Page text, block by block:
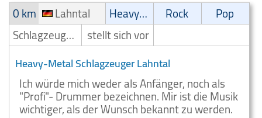
0 km
Lahntal Heavy-Metal Rock
Pop
Schlagzeuger/Drummer
stellt sich vor
Heavy-Metal Schlagzeuger Lahntal
Ich würde mich weder als Anfänger, noch als
"Profi"- Drummer bezeichnen. Mir ist die Musik
wichtiger, als der Wunsch bekannt zu werden.